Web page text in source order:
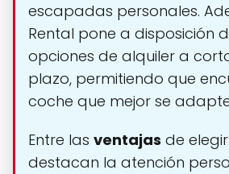
escapadas personales.
Rental pone a disposición
opciones de alquiler a
plazo, permitiendo que
coche que mejor se
Entre las ventajas de
destacan la atención